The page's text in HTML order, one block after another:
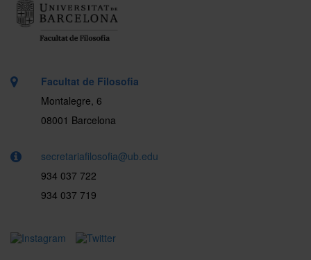
Facultat de Filosofia
Montalegre, 6
08001 Barcelona
secretariafilosofia@ub.edu
934 037 722
934 037 719